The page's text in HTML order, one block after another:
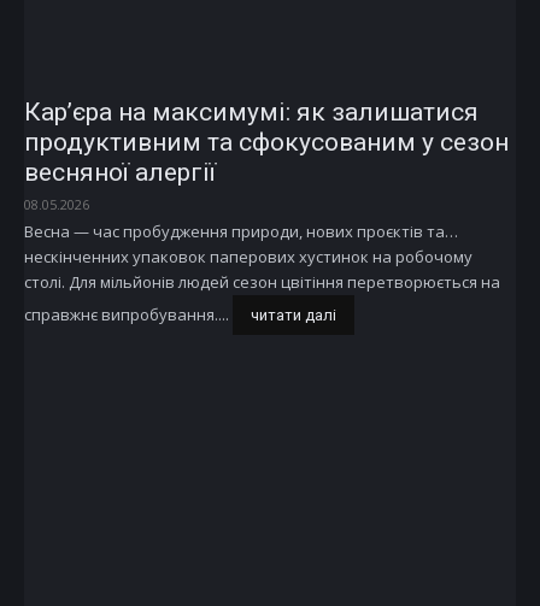
Кар’єра на максимумі: як залишатися
продуктивним та сфокусованим у сезон
весняної алергії
08.05.2026
Весна — час пробудження природи, нових проєктів та…
нескінченних упаковок паперових хустинок на робочому
столі. Для мільйонів людей сезон цвітіння перетворюється на
справжнє випробування....
читати далі